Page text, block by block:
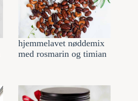
hjemmelavet nøddemix
med rosmarin og timian